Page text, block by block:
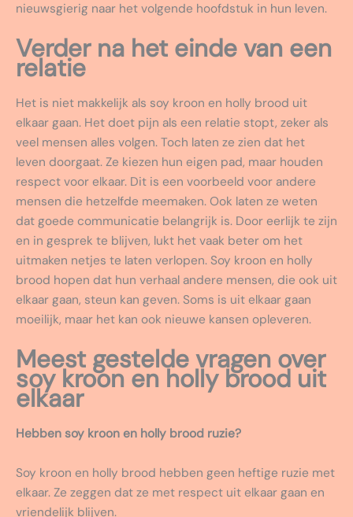
nieuwsgierig naar het volgende hoofdstuk in hun leven.
Verder na het einde van een
relatie
Het is niet makkelijk als soy kroon en holly brood uit
elkaar gaan. Het doet pijn als een relatie stopt, zeker als
veel mensen alles volgen. Toch laten ze zien dat het
leven doorgaat. Ze kiezen hun eigen pad, maar houden
respect voor elkaar. Dit is een voorbeeld voor andere
mensen die hetzelfde meemaken. Ook laten ze weten
dat goede communicatie belangrijk is. Door eerlijk te zijn
en in gesprek te blijven, lukt het vaak beter om het
uitmaken netjes te laten verlopen. Soy kroon en holly
brood hopen dat hun verhaal andere mensen, die ook uit
elkaar gaan, steun kan geven. Soms is uit elkaar gaan
moeilijk, maar het kan ook nieuwe kansen opleveren.
Meest gestelde vragen over
soy kroon en holly brood uit
elkaar
Hebben soy kroon en holly brood ruzie?
Soy kroon en holly brood hebben geen heftige ruzie met
elkaar. Ze zeggen dat ze met respect uit elkaar gaan en
vriendelijk blijven.